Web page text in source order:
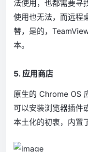
法使用，也都需要寻
使用也无法，而远程
替，是的，
本。
5. 应用商店
原生的 Chrome OS
可以安装浏览器插件
本土化的初衷，内置